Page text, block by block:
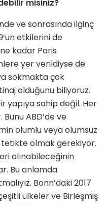
misiniz?
ve sonrasında ilginç
etkilerini de
kadar Paris
yer verildiyse de
sokmakta çok
olduğunu biliyoruz.
yapıya sahip değil. Her
ABD’de ve
olumlu veya olumsuz
tetikte olmak gerekiyor.
alınabileceğinin
Bu anlamda
Bonn’daki 2017
ülkeler ve Birleşmiş